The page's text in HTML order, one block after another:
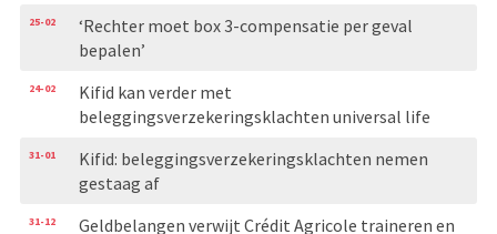
25-02
‘Rechter moet box 3-compensatie per geval
bepalen’
24-02
Kifid kan verder met
beleggingsverzekeringsklachten universal life
31-01
Kifid: beleggingsverzekeringsklachten nemen
gestaag af
31-12
Geldbelangen verwijt Crédit Agricole traineren en